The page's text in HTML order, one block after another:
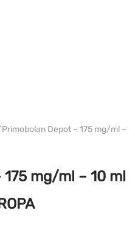
Primobolan Depot – 175 mg/ml –
mg/ml – 10 ml